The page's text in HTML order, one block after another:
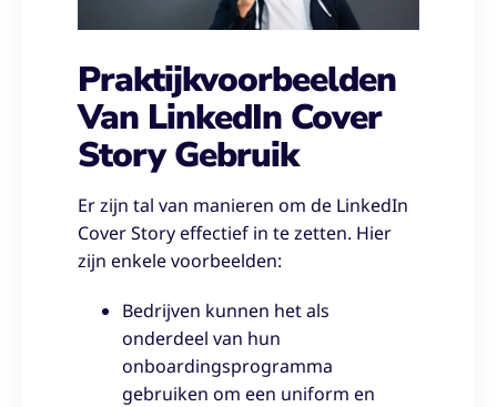
Praktijkvoorbeelden
Van LinkedIn Cover
Story Gebruik
Er zijn tal van manieren om de LinkedIn
Cover Story effectief in te zetten. Hier
zijn enkele voorbeelden:
Bedrijven kunnen het als
onderdeel van hun
onboardingsprogramma
gebruiken om een uniform en